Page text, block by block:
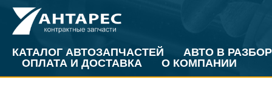
КАТАЛОГ АВТОЗАПЧАСТЕЙ
АВТО В РАЗБОР
ОПЛАТА И ДОСТАВКА
О КОМПАНИИ